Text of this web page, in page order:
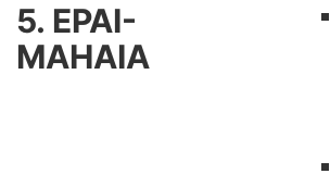
5. EPAI-
MAHAIA